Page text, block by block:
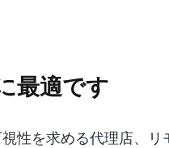
最適です
性を求める代理店、リ